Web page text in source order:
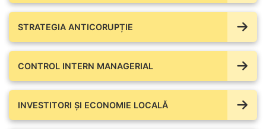
STRATEGIA ANTICORUPȚIE
CONTROL INTERN MANAGERIAL
INVESTITORI ȘI ECONOMIE LOCALĂ